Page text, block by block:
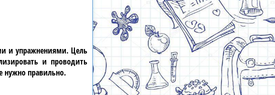
и упражнениями. Цель
и проводить
нужно правильно.